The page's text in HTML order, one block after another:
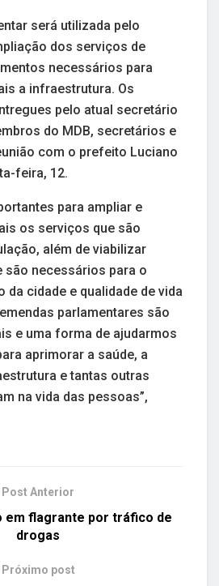
será utilizada pelo
dos serviços de
necessários para
a infraestrutura. Os
pelo atual secretário
do MDB, secretários e
com o prefeito Luciano
feira, 12.
para ampliar e
os serviços que são
além de viabilizar
são necessários para o
da cidade e qualidade de vida
parlamentares são
e uma forma de ajudarmos
aprimorar a saúde, a
e tantas outras
na vida das pessoas”,
Post Anterior
em flagrante por tráfico de
drogas
Próximo post